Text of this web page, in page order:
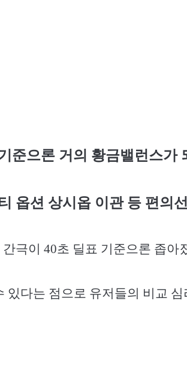
준으론 거의 황금밸런스가
옵션 상시옵 이관 등 편의
극이 40초 딜표 기준으론 좁아
다는 점으로 유저들의 비교